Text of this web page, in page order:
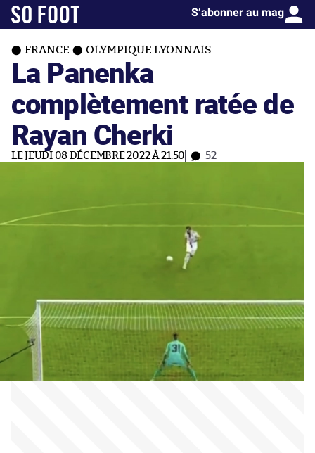
S’abonner au mag
FRANCE OLYMPIQUE LYONNAIS
La Panenka
complètement ratée de
Rayan Cherki
LE JEUDI 08 DÉCEMBRE 2022 À 21:50 52